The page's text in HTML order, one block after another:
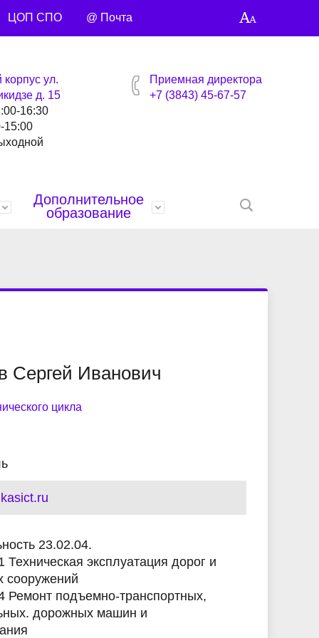
ЦОП СПО @ Почта
ул.
д. 15
16:30
15:00
Приемная директора
+7 (3843) 45-67-57
Видеогалерея
Дистанционное образование
Информация для родителей
Безопасность
комплекс
Дополнительное
образование
Сергей Иванович
цикла
23.02.04.
эксплуатация дорог и
сооружений
Ремонт подъемно-транспортных,
дорожных машин и